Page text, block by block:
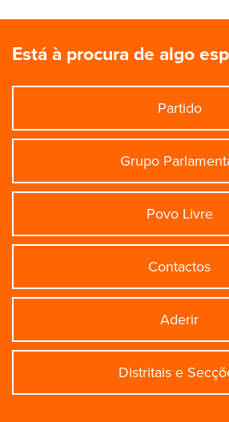
Está à procura de algo
Partido
Grupo
Povo Livre
Contactos
Aderir
Distritais e